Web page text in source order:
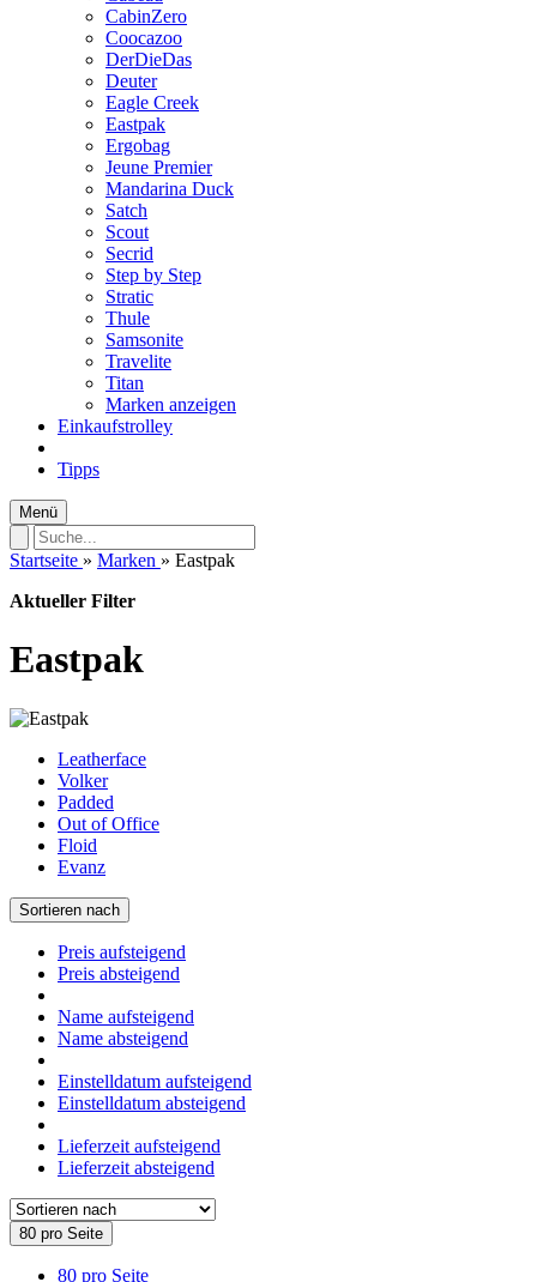
CabinZero
Coocazoo
DerDieDas
Deuter
Eagle Creek
Eastpak
Ergobag
Jeune Premier
Mandarina Duck
Satch
Scout
Secrid
Step by Step
Stratic
Thule
Samsonite
Travelite
Titan
Marken anzeigen
Einkaufstrolley
Tipps
Menü
Startseite » Marken » Eastpak
Aktueller Filter
Eastpak
Leatherface
Volker
Padded
Out of Office
Floid
Evanz
Sortieren nach
Preis aufsteigend
Preis absteigend
Name aufsteigend
Name absteigend
Einstelldatum aufsteigend
Einstelldatum absteigend
Lieferzeit aufsteigend
Lieferzeit absteigend
80 pro Seite
80 pro Seite